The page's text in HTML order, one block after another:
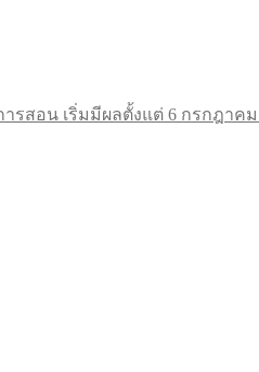
อน เริ่มมีผลตั้งแต่ 6 กรกฎาคม